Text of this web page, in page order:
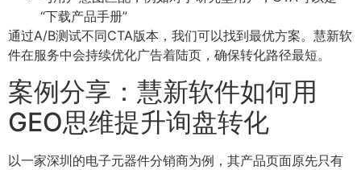
“下载产品手册”
通过A/B测试不同CTA版本，我们可以找到最优方案。慧新软
件在服务中会持续优化广告着陆页，确保转化路径最短。
案例分享：慧新软件如何用
GEO思维提升询盘转化
以一家深圳的电子元器件分销商为例，其产品页面原先只有